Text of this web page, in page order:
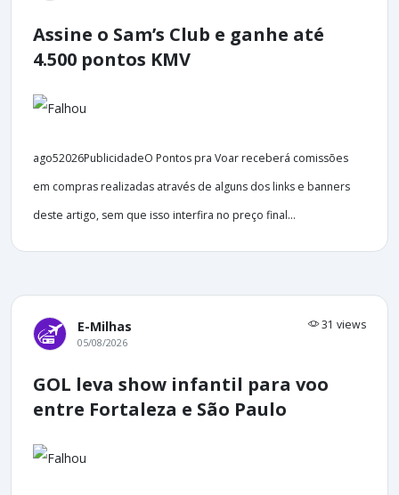
Assine o Sam’s Club e ganhe até
4.500 pontos KMV
ago52026PublicidadeO Pontos pra Voar receberá comissões
em compras realizadas através de alguns dos links e banners
deste artigo, sem que isso interfira no preço final...
E-Milhas 31 views
05/08/2026
GOL leva show infantil para voo
entre Fortaleza e São Paulo